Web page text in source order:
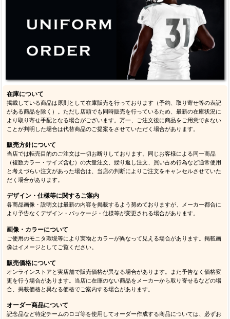
在庫について
掲載している商品は原則として在庫販売を行っております（予約、取り寄せ等の表記
がある商品を除く）。ただし店頭でも同時販売を行っているため、最新の在庫状況に
より取り寄せ手配となる場合がございます。万一、ご注文後に商品をご用意できない
ことが判明した場合は代替商品のご提案をさせていただく場合があります。
販売方針について
当店では転売目的のご注文は一切お断りしております。同じお客様による同一商品
（複数カラー・サイズ含む）の大量注文、繰り返し注文、買い占め行為など通常使用
と考えづらい注文があった場合は、当店の判断によりご注文をキャンセルさせていた
だく場合があります。
デザイン・仕様等に関するご案内
各商品画像・説明文は最新の内容を掲載するよう努めておりますが、メーカー都合に
より予告なくデザイン・パッケージ・仕様等が変更される場合があります。
画像・カラーについて
ご使用のモニタ環境等により実物とカラーが異なって見える場合があります。掲載画
像はイメージとしてご覧ください。
販売価格について
オンラインストアと実店舗で販売価格が異なる場合があります。また予告なく価格変
更を行う場合があります。当店に在庫のない商品をメーカーから取り寄せるなどの場
合、掲載価格と異なる価格でご案内する場合があります。
オーダー商品について
記念品など特定チームのロゴ等を使用してオーダー作成する商品については、必ずお